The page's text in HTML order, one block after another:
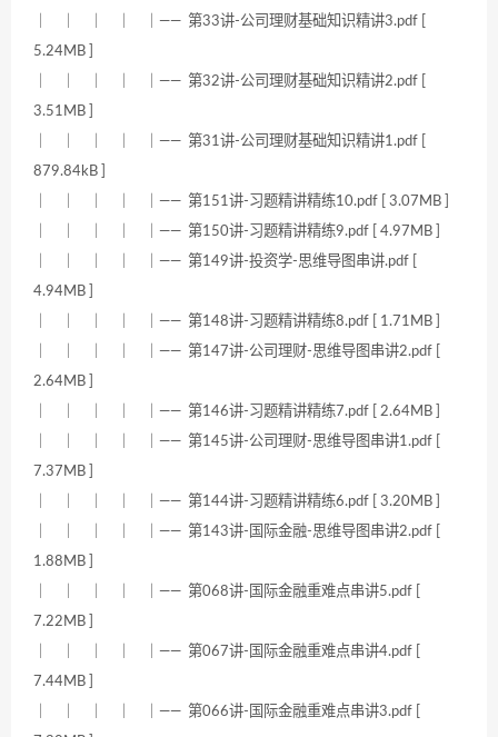
｜ ｜ ｜ ｜ ｜—— 第33讲-公司理财基础知识精讲3.pdf [
5.24MB ]
｜ ｜ ｜ ｜ ｜—— 第32讲-公司理财基础知识精讲2.pdf [
3.51MB ]
｜ ｜ ｜ ｜ ｜—— 第31讲-公司理财基础知识精讲1.pdf [
879.84kB ]
｜ ｜ ｜ ｜ ｜—— 第151讲-习题精讲精练10.pdf [ 3.07MB ]
｜ ｜ ｜ ｜ ｜—— 第150讲-习题精讲精练9.pdf [ 4.97MB ]
｜ ｜ ｜ ｜ ｜—— 第149讲-投资学-思维导图串讲.pdf [
4.94MB ]
｜ ｜ ｜ ｜ ｜—— 第148讲-习题精讲精练8.pdf [ 1.71MB ]
｜ ｜ ｜ ｜ ｜—— 第147讲-公司理财-思维导图串讲2.pdf [
2.64MB ]
｜ ｜ ｜ ｜ ｜—— 第146讲-习题精讲精练7.pdf [ 2.64MB ]
｜ ｜ ｜ ｜ ｜—— 第145讲-公司理财-思维导图串讲1.pdf [
7.37MB ]
｜ ｜ ｜ ｜ ｜—— 第144讲-习题精讲精练6.pdf [ 3.20MB ]
｜ ｜ ｜ ｜ ｜—— 第143讲-国际金融-思维导图串讲2.pdf [
1.88MB ]
｜ ｜ ｜ ｜ ｜—— 第068讲-国际金融重难点串讲5.pdf [
7.22MB ]
｜ ｜ ｜ ｜ ｜—— 第067讲-国际金融重难点串讲4.pdf [
7.44MB ]
｜ ｜ ｜ ｜ ｜—— 第066讲-国际金融重难点串讲3.pdf [